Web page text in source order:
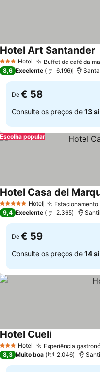
3 EstrelasHotel Buffet de café da
Hotel Art Santander
8,6 Excelente 6.196
De € 58
Consulte os preços de 13
Escolha popular
5 Estrelas Hotel
Hotel Casa del
9,4 Excelente 2.365
De € 59
Consulte os preços de 14
3 EstrelasHotel Experiência
Hotel CueliVer preços
8,3 Muito boa 2.046